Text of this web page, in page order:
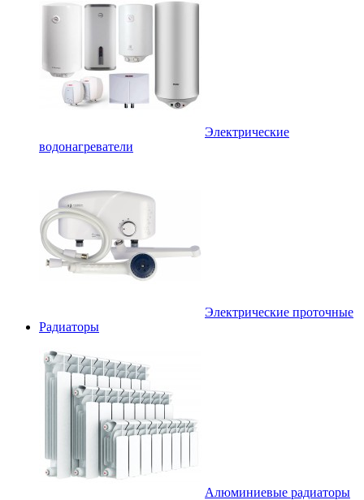
Электрические
водонагреватели
Электрические проточные
Радиаторы
Алюминиевые радиаторы